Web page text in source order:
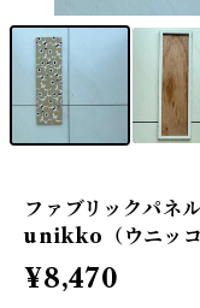
ファブリックパ
unikko（ウニッコ
¥8,470